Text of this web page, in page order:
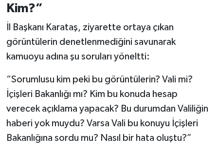
Kim?”
İl Başkanı Karataş, ziyarette ortaya çıkan
görüntülerin denetlenmediğini savunarak
kamuoyu adına şu soruları yöneltti:
“Sorumlusu kim peki bu görüntülerin? Vali mi?
İçişleri Bakanlığı mı? Kim bu konuda hesap
verecek açıklama yapacak? Bu durumdan Valiliğin
haberi yok muydu? Varsa Vali bu konuyu İçişleri
Bakanlığına sordu mu? Nasıl bir hata oluştu?”